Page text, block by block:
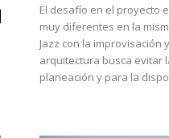
El desafío en el proyecto
muy diferentes en la
Jazz con la
arquitectura busca evitar
planeación y para la